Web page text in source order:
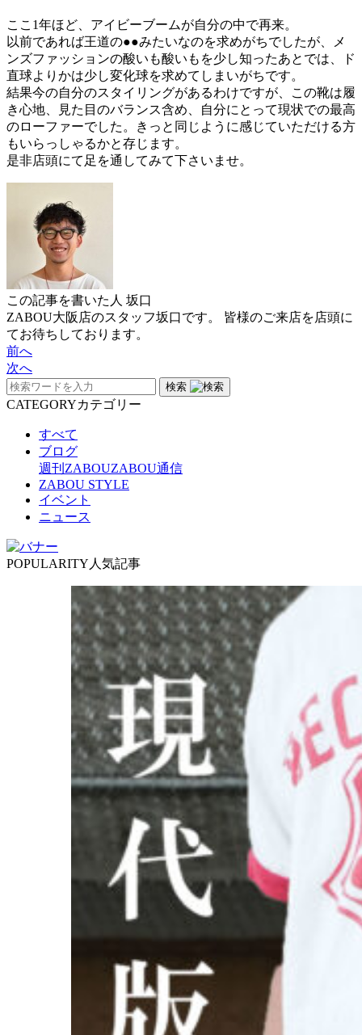
ここ1年ほど、アイビーブームが自分の中で再来。
以前であれば王道の●●みたいなのを求めがちでしたが、メ
ンズファッションの酸いも酸いもを少し知ったあとでは、ド
直球よりかは少し変化球を求めてしまいがちです。
結果今の自分のスタイリングがあるわけですが、この靴は履
き心地、見た目のバランス含め、自分にとって現状での最高
のローファーでした。きっと同じように感じていただける方
もいらっしゃるかと存じます。
是非店頭にて足を通してみて下さいませ。
この記事を書いた人 坂口
ZABOU大阪店のスタッフ坂口です。 皆様のご来店を店頭に
てお待ちしております。
前へ
次へ
検索
CATEGORYカテゴリー
すべて
ブログ
週刊ZABOUZABOU通信
ZABOU STYLE
イベント
ニュース
POPULARITY 人気記事